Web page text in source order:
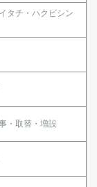
タチ・ハクビシン
・取替・増設